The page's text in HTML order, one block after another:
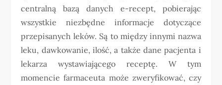
centralną bazą danych e-recept, pobierając
wszystkie niezbędne informacje dotyczące
przepisanych leków. Są to między innymi nazwa
leku, dawkowanie, ilość, a także dane pacjenta i
lekarza wystawiającego receptę. W tym
momencie farmaceuta może zweryfikować, czy